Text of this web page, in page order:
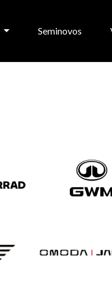
Seminovos